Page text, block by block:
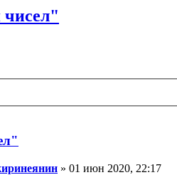
чисел"
» 01 июн 2020, 22:17